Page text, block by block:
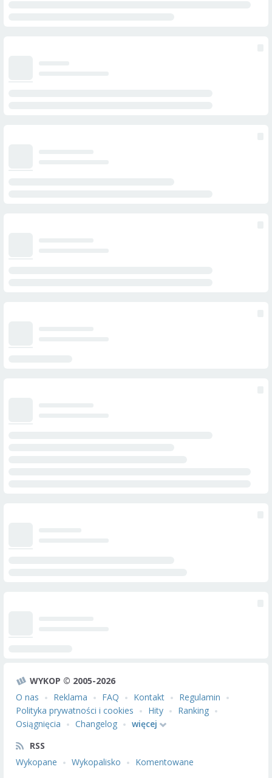
WYKOP © 2005-2026
O nas
Reklama FAQ Kontakt
Regulamin
Polityka prywatności i cookies
Hity
Ranking
Osiągnięcia
Changelog
więcej
RSS
Wykopane
Wykopalisko Komentowane